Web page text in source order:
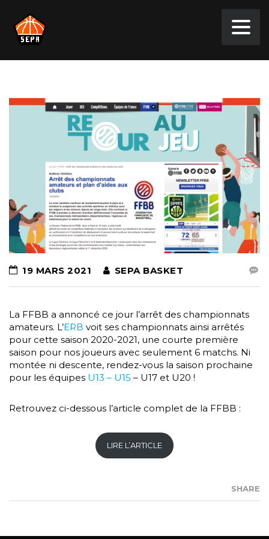
19 MARS 2021 SEPA BASKET
La FFBB a annoncé ce jour l’arrêt des championnats
amateurs. L’ERB voit ses championnats ainsi arrêtés
pour cette saison 2020-2021, une courte première
saison pour nos joueurs avec seulement 6 matchs. Ni
montée ni descente, rendez-vous la saison prochaine
pour les équipes U13 – U15 – U17 et U20 !
Retrouvez ci-dessous l’article complet de la FFBB :
LIRE L’ARTICLE
SHARE